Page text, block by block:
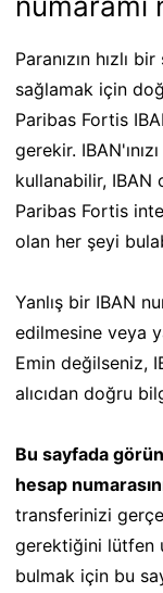
Paranızın hızlı
sağlamak için
Paribas Fortis
gerekir.
kullanabilir, IBAN
Paribas Fortis
olan her şeyi
Yanlış bir IBAN
edilmesine veya
Emin değilseniz,
alıcıdan doğru
Bu sayfada
hesap
transferinizi
gerektiğini lütfen
bulmak için bu